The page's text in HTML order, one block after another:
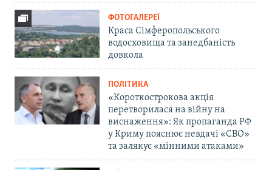
ФОТОГАЛЕРЕЇ
Краса Сімферопольського
водосховища та занедбаність
довкола
ПОЛІТИКА
«Короткострокова акція
перетворилася на війну на
виснаження»: Як пропаганда РФ
у Криму пояснює невдачі «СВО»
та залякує «мінними атаками»